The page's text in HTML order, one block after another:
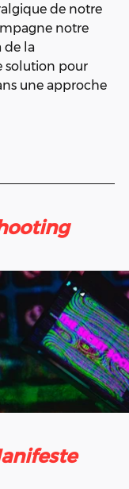
de notre
notre
de la
solution pour
une approche